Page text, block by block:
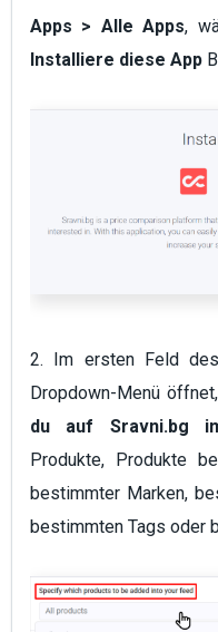
Apps > Alle Apps,
Installiere diese App
2. Im ersten Feld
Dropdown-Menü
du auf Sravni.bg
Produkte, Produkte
bestimmter Marken,
bestimmten Tags oder